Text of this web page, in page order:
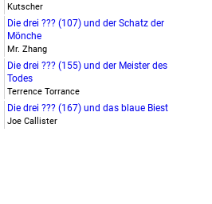
Kutscher
Die drei ??? (107) und der Schatz der
Mönche
Mr. Zhang
Die drei ??? (155) und der Meister des
Todes
Terrence Torrance
Die drei ??? (167) und das blaue Biest
Joe Callister